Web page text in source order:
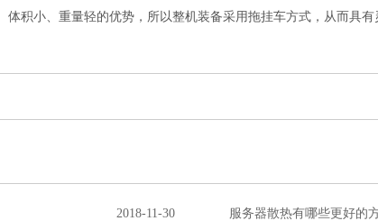
积小、重量轻的优势，所以整机装备采用拖挂车方式，从而具
2018-11-30 服务器散热有哪些更好的